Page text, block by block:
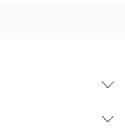
bem com uma